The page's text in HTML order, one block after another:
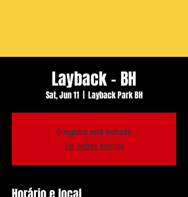
Layback - BH
Sat, Jun 11
  |
Layback Park BH
O registro está fechado
Ver outros eventos